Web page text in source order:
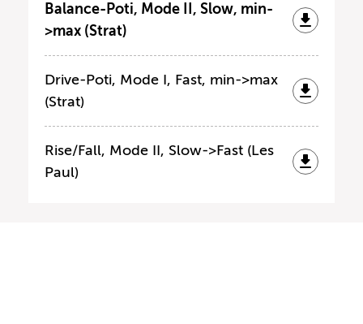
Balance-Poti, Mode II, Slow, min-
>max (Strat)
Drive-Poti, Mode I, Fast, min->max
(Strat)
Rise/Fall, Mode II, Slow->Fast (Les
Paul)